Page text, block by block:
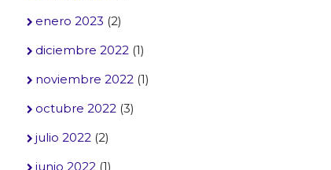
enero 2023 (2)
diciembre 2022 (1)
noviembre 2022 (1)
octubre 2022 (3)
julio 2022 (2)
junio 2022 (1)